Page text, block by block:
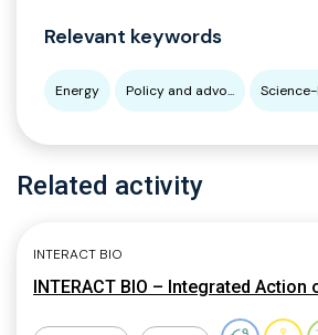
Relevant keywords
Energy Policy and advo... Science-
Related activity
INTERACT BIO
INTERACT BIO – Integrated